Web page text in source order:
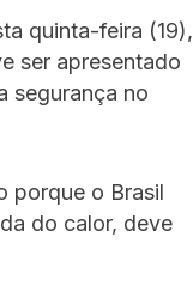
quinta-feira (19),
ser apresentado
segurança no
porque o Brasil
do calor, deve